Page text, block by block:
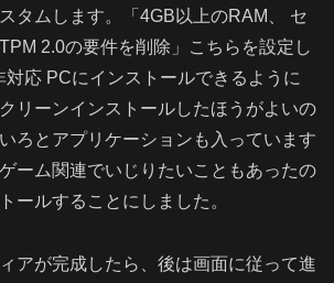
タムします。「4GB以上のRAM、 セ
2.0の要件を削除」こちらを設定し
対応 PCにインストールできるように
リーンインストールしたほうがよいの
ろとアプリケーションも入っています
ーム関連でいじりたいこともあったの
ールすることにしました。
アが完成したら、後は画面に従って進